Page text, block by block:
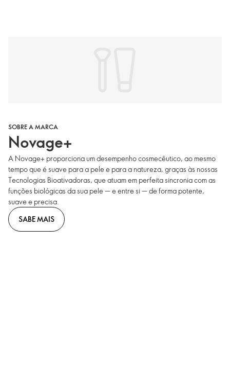
SOBRE A MARCA
Novage+
A Novage+ proporciona um desempenho cosmecêutico, ao mesmo
tempo que é suave para a pele e para a natureza, graças às nossas
Tecnologias Bioativadoras, que atuam em perfeita sincronia com as
funções biológicas da sua pele — e entre si — de forma potente,
suave e precisa.
SABE MAIS